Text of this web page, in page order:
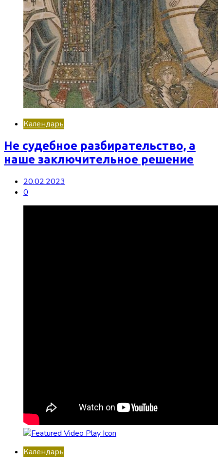
Календарь
Не судебное разбирательство, а
наше заключительное решение
20.02.2023
0
Календарь